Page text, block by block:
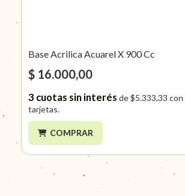
Base Acrilica Acuarel X 900 Cc
$ 16.000,00
3cuotas sin interés de$5.333,33 con
tarjetas.
COMPRAR